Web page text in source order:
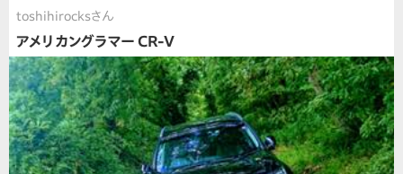
toshihirocksさん
アメリカングラマー CR-V